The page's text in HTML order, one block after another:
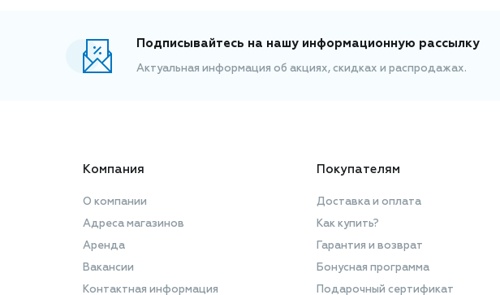
Подписывайтесь на нашу информационную рассылку
Актуальная информация об акциях, скидках и распродажах.
Компания
О компании
Адреса магазинов
Аренда
Вакансии
Контактная информация
Покупателям
Доставка и оплата
Как купить?
Гарантия и возврат
Бонусная программа
Подарочный сертификат